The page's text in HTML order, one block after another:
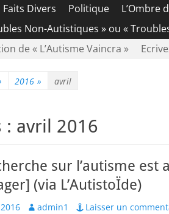
Faits Divers Politique L’Ombre
Non-Autistiques » ou «
de « L’Autisme Vaincra »
2016 » avril
: avril 2016
sur l’autisme
(via L’AutistoÏde)
Author
admin1 Laisser un